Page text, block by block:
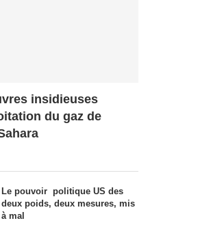
insidieuses
du gaz de
Le pouvoir politique US des
deux poids, deux mesures, mis
à mal